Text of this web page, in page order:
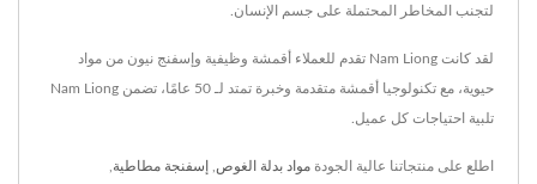
لتجنب المخاطر المحتملة على جسم الإنسان.
لقد كانت Nam Liong تقدم للعملاء أقمشة وظيفية وإسفنج نيون من مواد
حيوية، مع تكنولوجيا أقمشة متقدمة وخبرة تمتد لـ 50 عامًا، تضمن Nam Liong
تلبية احتياجات كل عميل.
اطلع على منتجاتنا عالية الجودة مواد بدلة الغوص إسفنجة مطاطية